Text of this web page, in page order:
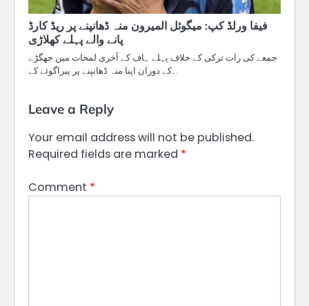
فیفا ورلڈ کپ: میگوئل المیرون منہ ڈھانپنے پر ریڈ کارڈ
پانے والے پہلے کھلاڑی
جمعے کی رات ترکی کے خلاف پہلے ہاف کے آخری لمحات میں جھگڑے
کے دوران اپنا منہ ڈھانپنے پر پیراگوئے کے…
Leave a Reply
Your email address will not be published.
Required fields are marked *
Comment *